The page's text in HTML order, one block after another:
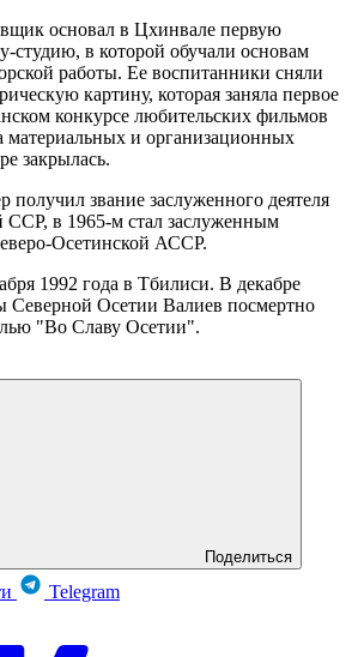
основал в Цхинвале первую
студию, в которой обучали основам
работы. Ее воспитанники сняли
картину, которая заняла первое
конкурсе любительских фильмов
материальных и организационных
закрылась.
получил звание заслуженного деятеля
ССР, в 1965-м стал заслуженным
Осетинской АССР.
1992 года в Тбилиси. В декабре
Северной Осетии Валиев посмертно
"Во Славу Осетии".
Поделиться
Telegram